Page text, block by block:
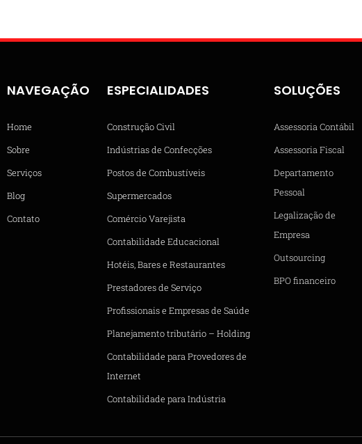
NAVEGAÇÃO
Home
Sobre
Serviços
Blog
Contato
ESPECIALIDADES
Construção Civil
Indústrias de Confecções
Postos de Combustíveis
Supermercados
Comércio Varejista
Contabilidade Educacional
Hotéis, Bares e Restaurantes
Prestadores de Serviço
Profissionais e Empresas de Saúde
Planejamento tributário – Holding
Contabilidade para Provedores de
Internet
Contabilidade para Indústria
SOLUÇÕES
Assessoria Contábil
Assessoria Fiscal
Departamento
Pessoal
Legalização de
Empresa
Outsourcing
BPO financeiro